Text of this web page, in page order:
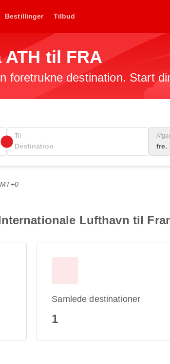
Bestillinger Tilbud
til FRA
foretrukne destination. Start
Til
fre.
Lufthavn til
Samlede destinationer
1